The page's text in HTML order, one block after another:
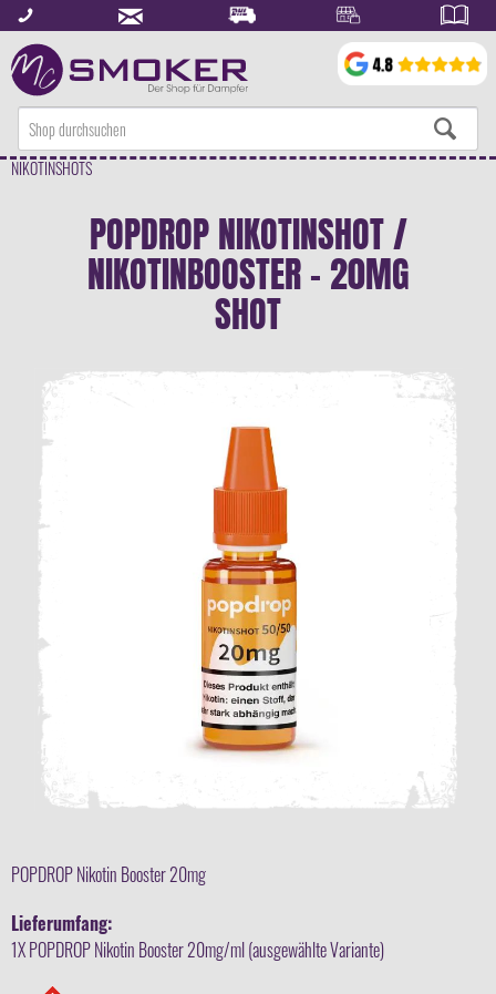
NIKOTINSHOTS
POPDROP NIKOTINSHOT /
NIKOTINBOOSTER - 20MG
SHOT
POPDROP Nikotin Booster 20mg
Lieferumfang:
1X POPDROP Nikotin Booster 20mg/ml (ausgewählte Variante)